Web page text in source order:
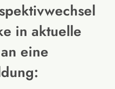
in aktuelle
eine